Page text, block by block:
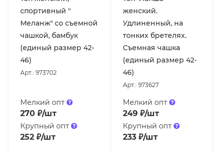
спортивный "
Меланж" со съемной
чашкой, бамбук
(единый размер 42-
46)
Арт.: 973702
Мелкий опт
270 ₽/шт
Крупный опт
252 ₽/шт
женский.
Удлиненный, на
тонких бретелях.
Съемная чашка
(единый размер 42-
46)
Арт.: 973627
Мелкий опт
249₽/шт
Крупный опт
233₽/шт